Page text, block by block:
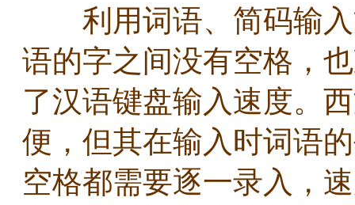
利用词语、简码输入
语的字之间没有空格，
了汉语键盘输入速度。
便，但其在输入时词语
空格都需要逐一录入，